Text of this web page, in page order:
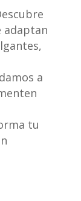
adaptan
a
tu